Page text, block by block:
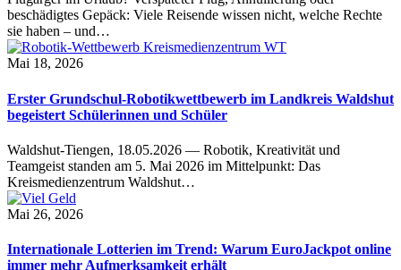
beschädigtes Gepäck: Viele Reisende wissen nicht, welche Rechte
sie haben – und…
Mai 18, 2026
Erster Grundschul-Robotikwettbewerb im Landkreis Waldshut
begeistert Schülerinnen und Schüler
Waldshut-Tiengen, 18.05.2026 — Robotik, Kreativität und
Teamgeist standen am 5. Mai 2026 im Mittelpunkt: Das
Kreismedienzentrum Waldshut…
Mai 26, 2026
Internationale Lotterien im Trend: Warum EuroJackpot online
immer mehr Aufmerksamkeit erhält